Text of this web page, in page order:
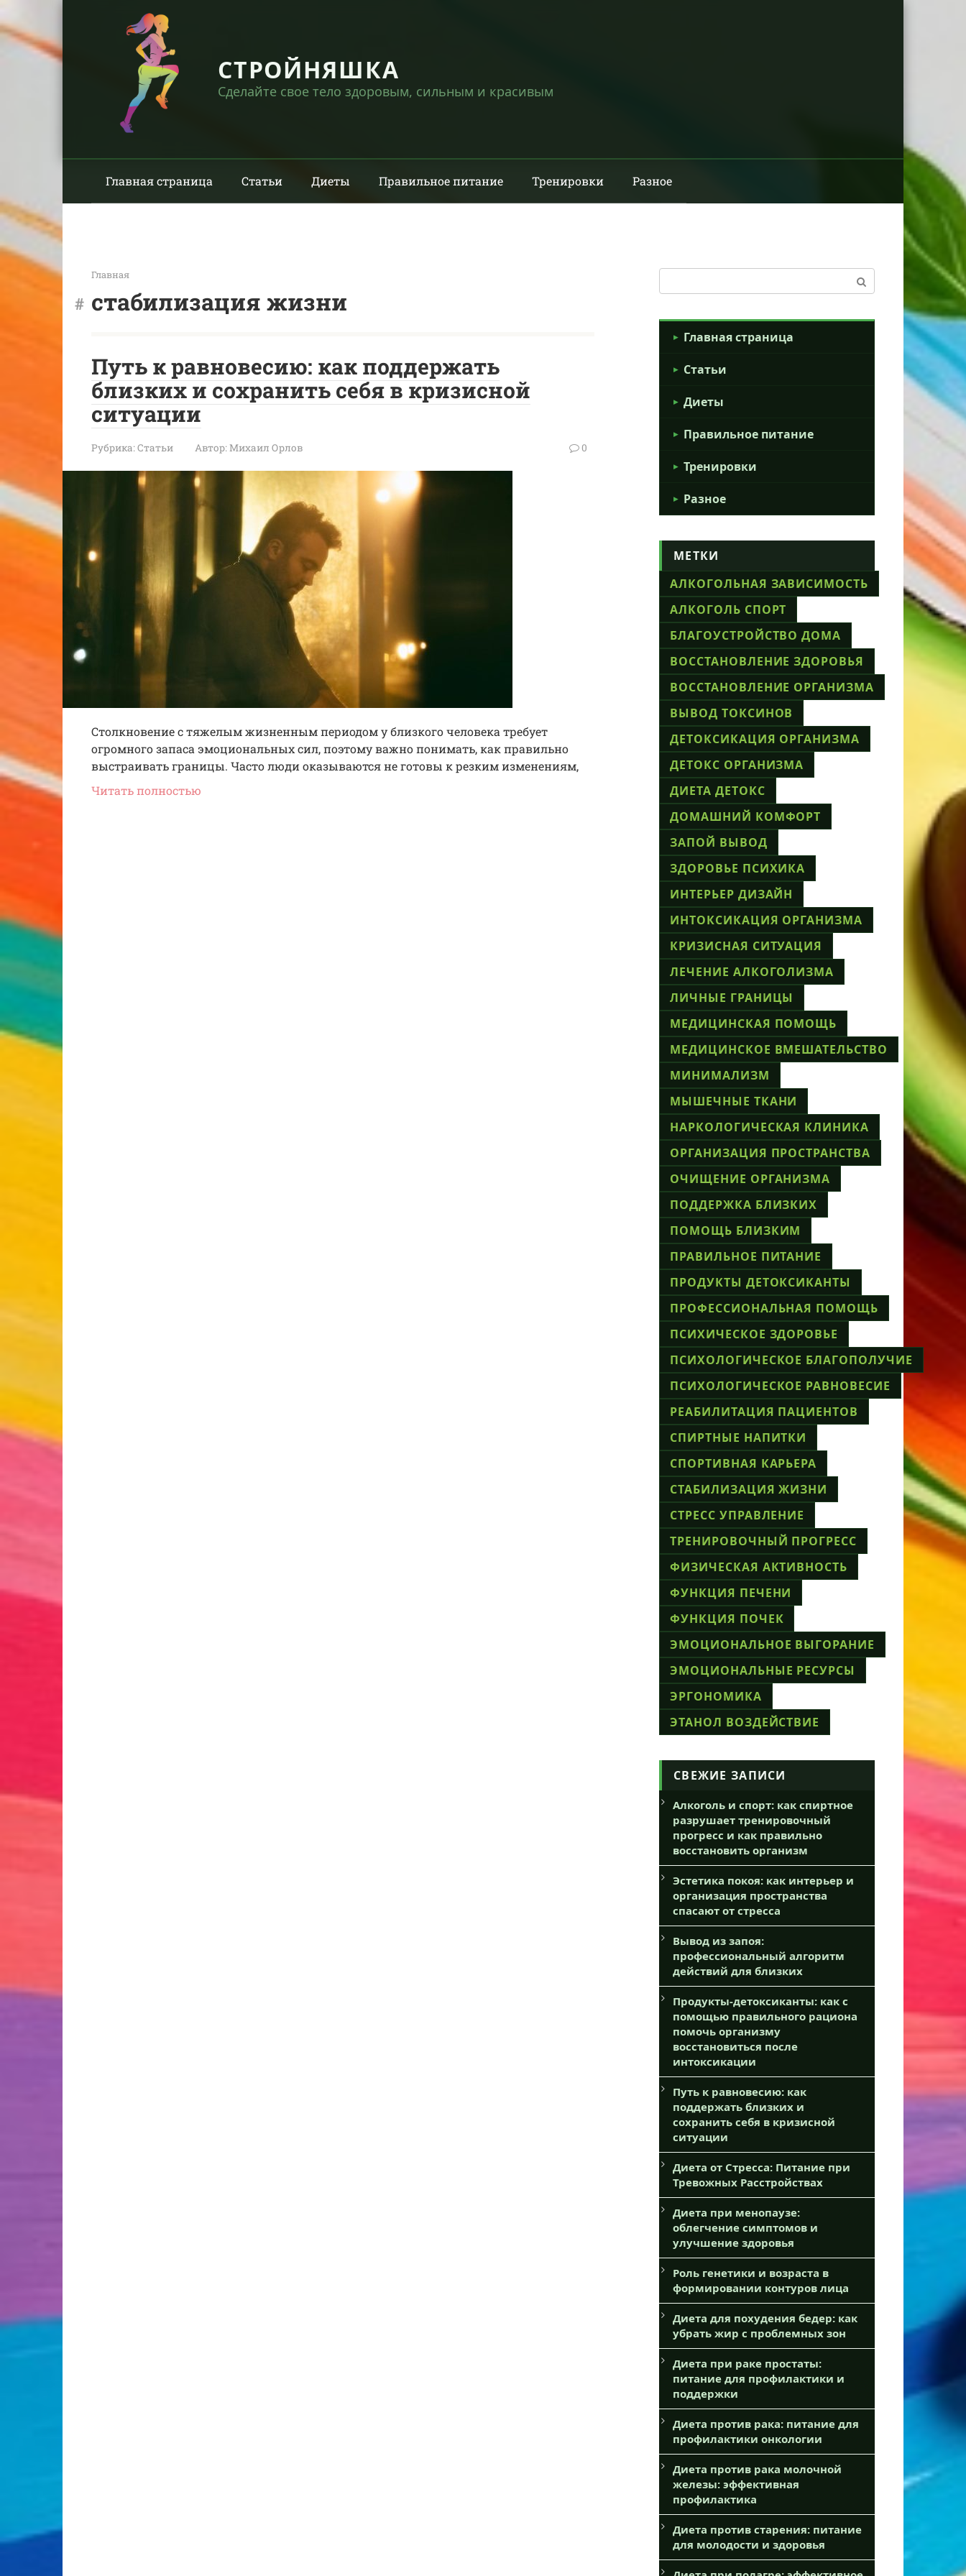
к
контенту
СТРОЙНЯШКА
Сделайте свое тело здоровым, сильным и красивым
Главная страница Статьи Диеты Правильное питание Тренировки Разное
Главная
стабилизация жизни
Путь к равновесию: как поддержать
близких и сохранить себя в кризисной
ситуации
Рубрика:Статьи Автор:Михаил Орлов 0
Столкновение с тяжелым жизненным периодом у близкого человека требует
огромного запаса эмоциональных сил, поэтому важно понимать, как правильно
выстраивать границы. Часто люди оказываются не готовы к резким изменениям,
Читать полностью
Главная страница
Статьи
Диеты
Правильное питание
Тренировки
Разное
МЕТКИ
АЛКОГОЛЬНАЯ ЗАВИСИМОСТЬ
АЛКОГОЛЬ СПОРТ
БЛАГОУСТРОЙСТВО ДОМА
ВОССТАНОВЛЕНИЕ ЗДОРОВЬЯ
ВОССТАНОВЛЕНИЕ ОРГАНИЗМА
ВЫВОД ТОКСИНОВ
ДЕТОКСИКАЦИЯ ОРГАНИЗМА
ДЕТОКС ОРГАНИЗМА
ДИЕТА ДЕТОКС
ДОМАШНИЙ КОМФОРТ
ЗАПОЙ ВЫВОД
ЗДОРОВЬЕ ПСИХИКА
ИНТЕРЬЕР ДИЗАЙН
ИНТОКСИКАЦИЯ ОРГАНИЗМА
КРИЗИСНАЯ СИТУАЦИЯ
ЛЕЧЕНИЕ АЛКОГОЛИЗМА
ЛИЧНЫЕ ГРАНИЦЫ
МЕДИЦИНСКАЯ ПОМОЩЬ
МЕДИЦИНСКОЕ ВМЕШАТЕЛЬСТВО
МИНИМАЛИЗМ
МЫШЕЧНЫЕ ТКАНИ
НАРКОЛОГИЧЕСКАЯ КЛИНИКА
ОРГАНИЗАЦИЯ ПРОСТРАНСТВА
ОЧИЩЕНИЕ ОРГАНИЗМА
ПОДДЕРЖКА БЛИЗКИХ
ПОМОЩЬ БЛИЗКИМ
ПРАВИЛЬНОЕ ПИТАНИЕ
ПРОДУКТЫ ДЕТОКСИКАНТЫ
ПРОФЕССИОНАЛЬНАЯ ПОМОЩЬ
ПСИХИЧЕСКОЕ ЗДОРОВЬЕ
ПСИХОЛОГИЧЕСКОЕ БЛАГОПОЛУЧИЕ
ПСИХОЛОГИЧЕСКОЕ РАВНОВЕСИЕ
РЕАБИЛИТАЦИЯ ПАЦИЕНТОВ
СПИРТНЫЕ НАПИТКИ
СПОРТИВНАЯ КАРЬЕРА
СТАБИЛИЗАЦИЯ ЖИЗНИ
СТРЕСС УПРАВЛЕНИЕ
ТРЕНИРОВОЧНЫЙ ПРОГРЕСС
ФИЗИЧЕСКАЯ АКТИВНОСТЬ
ФУНКЦИЯ ПЕЧЕНИ
ФУНКЦИЯ ПОЧЕК
ЭМОЦИОНАЛЬНОЕ ВЫГОРАНИЕ
ЭМОЦИОНАЛЬНЫЕ РЕСУРСЫ
ЭРГОНОМИКА
ЭТАНОЛ ВОЗДЕЙСТВИЕ
СВЕЖИЕ ЗАПИСИ
Алкоголь и спорт: как спиртное
разрушает тренировочный
прогресс и как правильно
восстановить организм
Эстетика покоя: как интерьер и
организация пространства
спасают от стресса
Вывод из запоя:
профессиональный алгоритм
действий для близких
Продукты-детоксиканты: как с
помощью правильного рациона
помочь организму
восстановиться после
интоксикации
Путь к равновесию: как
поддержать близких и
сохранить себя в кризисной
ситуации
Диета от Стресса: Питание при
Тревожных Расстройствах
Диета при менопаузе:
облегчение симптомов и
улучшение здоровья
Роль генетики и возраста в
формировании контуров лица
Диета для похудения бедер: как
убрать жир с проблемных зон
Диета при раке простаты:
питание для профилактики и
поддержки
Диета против рака: питание для
профилактики онкологии
Диета против рака молочной
железы: эффективная
профилактика
Диета против старения: питание
для молодости и здоровья